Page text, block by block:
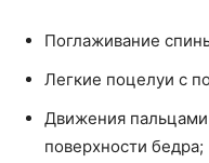
Поглаживание
Легкие поцелуи с
Движения
поверхности бедра;